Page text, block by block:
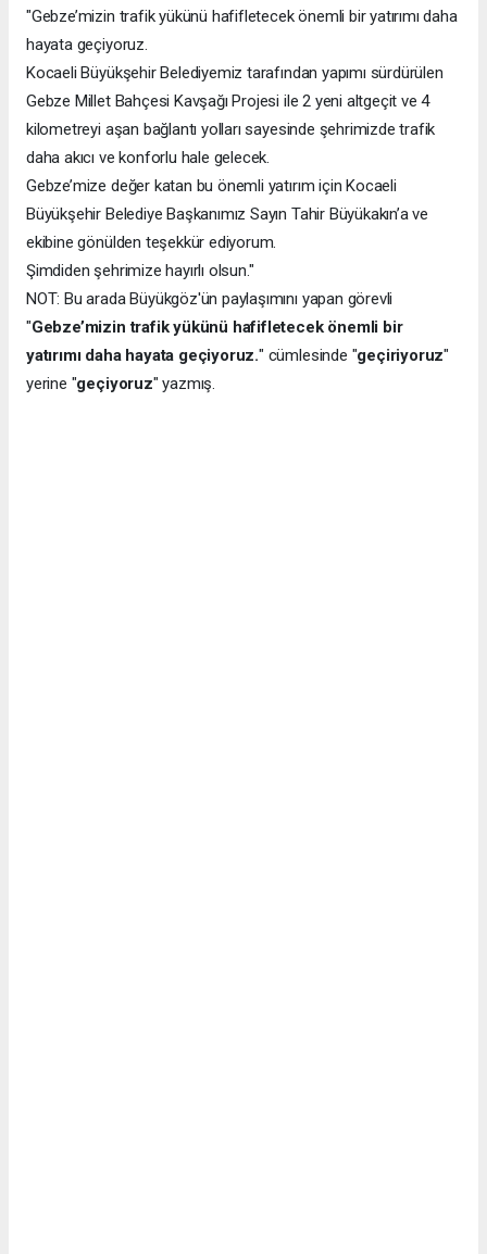
"Gebze’mizin trafik yükünü hafifletecek önemli bir yatırımı daha
hayata geçiyoruz.
Kocaeli Büyükşehir Belediyemiz tarafından yapımı sürdürülen
Gebze Millet Bahçesi Kavşağı Projesi ile 2 yeni altgeçit ve 4
kilometreyi aşan bağlantı yolları sayesinde şehrimizde trafik
daha akıcı ve konforlu hale gelecek.
Gebze’mize değer katan bu önemli yatırım için Kocaeli
Büyükşehir Belediye Başkanımız Sayın Tahir Büyükakın’a ve
ekibine gönülden teşekkür ediyorum.
Şimdiden şehrimize hayırlı olsun."
NOT: Bu arada Büyükgöz'ün paylaşımını yapan görevli
"Gebze’mizin trafik yükünü hafifletecek önemli bir
yatırımı daha hayata geçiyoruz." cümlesinde "geçiriyoruz"
yerine "geçiyoruz" yazmış.